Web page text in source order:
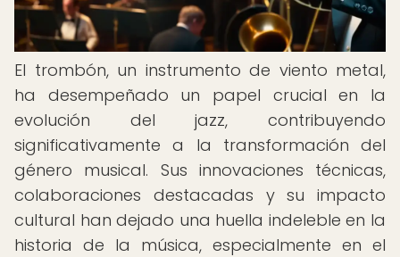
El trombón, un instrumento de viento metal,
ha desempeñado un papel crucial en la
evolución del jazz, contribuyendo
significativamente a la transformación del
género musical. Sus innovaciones técnicas,
colaboraciones destacadas y su impacto
cultural han dejado una huella indeleble en la
historia de la música, especialmente en el